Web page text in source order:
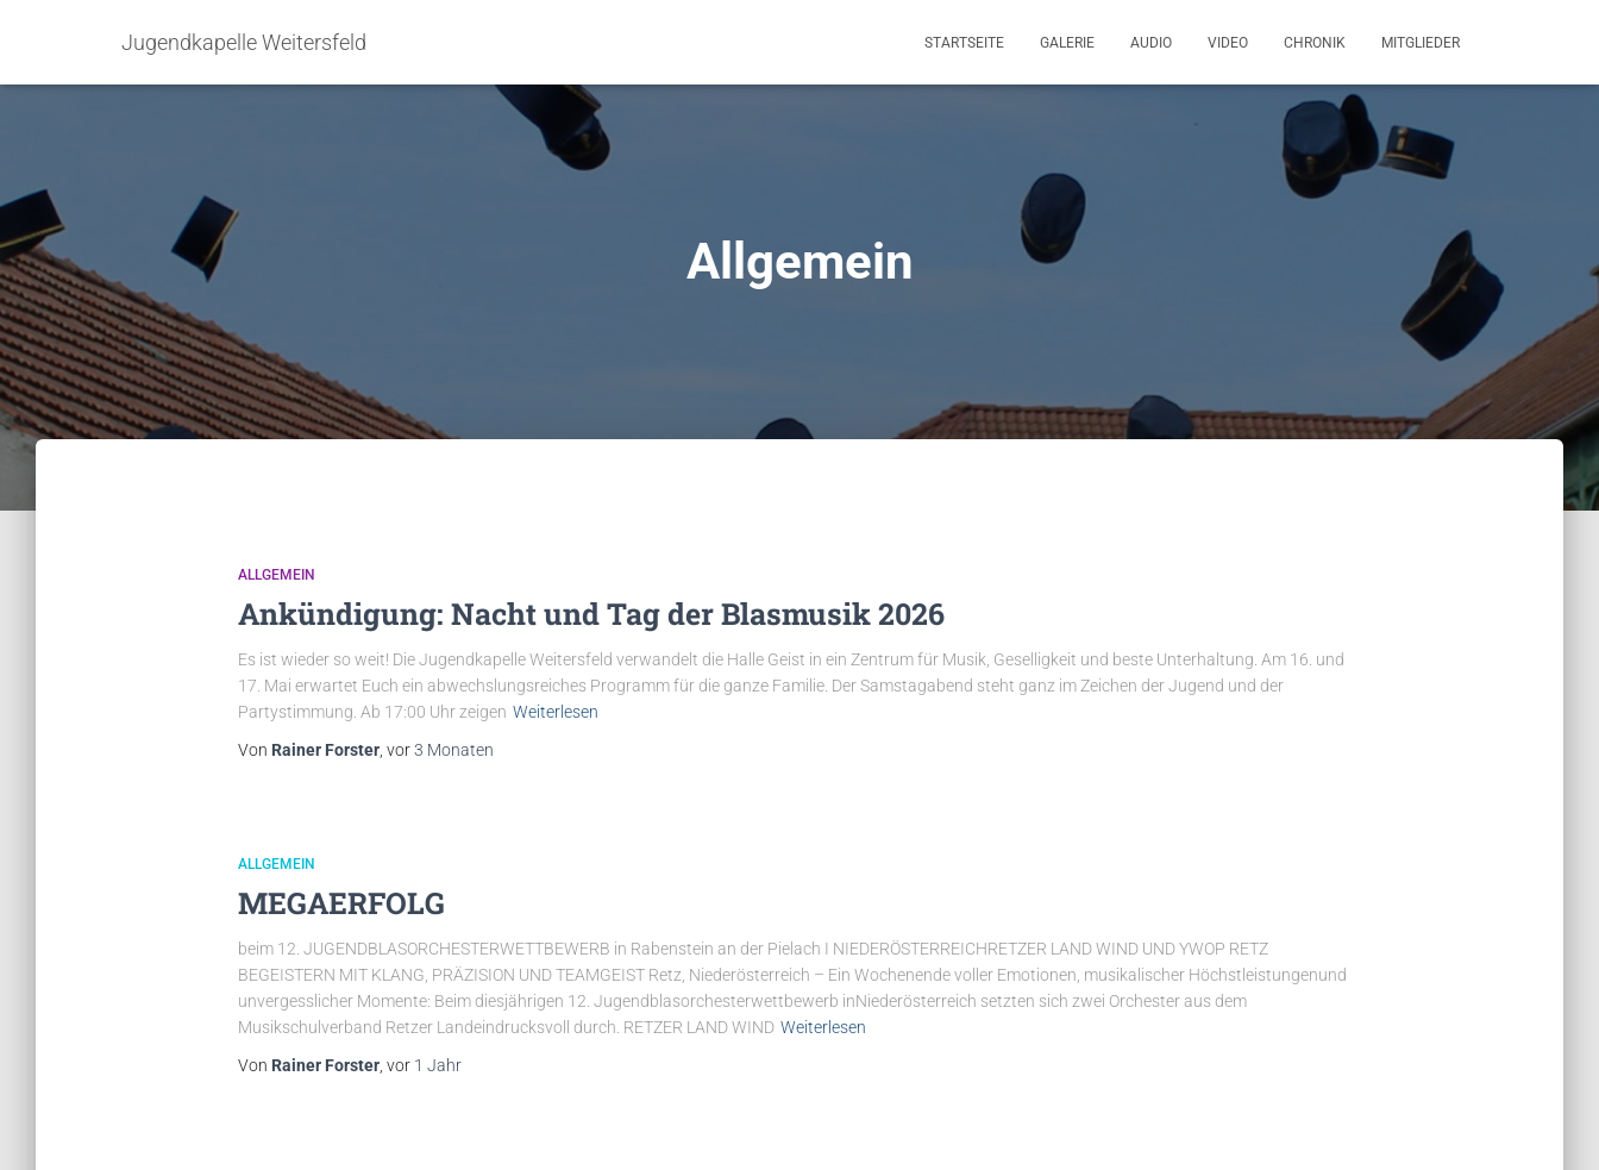
Jugendkapelle Weitersfeld STARTSEITE GALERIE AUDIO VIDEO CHRONIK MITGLIEDER
Allgemein
ALLGEMEIN
Ankündigung: Nacht und Tag der Blasmusik 2026
Es ist wieder so weit! Die Jugendkapelle Weitersfeld verwandelt die Halle Geist in ein Zentrum für Musik, Geselligkeit und beste Unterhaltung. Am 16. und
17. Mai erwartet Euch ein abwechslungsreiches Programm für die ganze Familie. Der Samstagabend steht ganz im Zeichen der Jugend und der
Partystimmung. Ab 17:00 Uhr zeigen Weiterlesen
Von Rainer Forster, vor3 Monaten
ALLGEMEIN
MEGAERFOLG
beim 12. JUGENDBLASORCHESTERWETTBEWERB in Rabenstein an der Pielach I NIEDERÖSTERREICHRETZER LAND WIND UND YWOP RETZ
BEGEISTERN MIT KLANG, PRÄZISION UND TEAMGEIST Retz, Niederösterreich – Ein Wochenende voller Emotionen, musikalischer Höchstleistungenund
unvergesslicher Momente: Beim diesjährigen 12. Jugendblasorchesterwettbewerb inNiederösterreich setzten sich zwei Orchester aus dem
Musikschulverband Retzer Landeindrucksvoll durch. RETZER LAND WIND Weiterlesen
Von Rainer Forster, vor 1 Jahr